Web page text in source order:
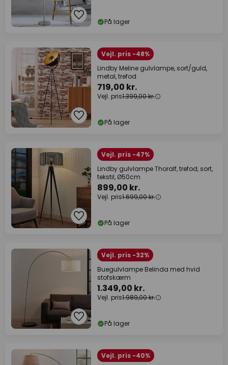
På lager
Vejl. pris -48%
Lindby Meline gulvlampe, sort/guld,
metal, trefod
719,00 kr.
Vejl. pris1.399,00 kr.
På lager
Vejl. pris -47%
Lindby gulvlampe Thoralf, trefod, sort,
tekstil, Ø50cm
899,00 kr.
Vejl. pris1.699,00 kr.
På lager
Vejl. pris -32%
Buegulvlampe Belinda med hvid
stofskærm
1.349,00 kr.
Vejl. pris1.989,00 kr.
På lager
Vejl. pris -40%